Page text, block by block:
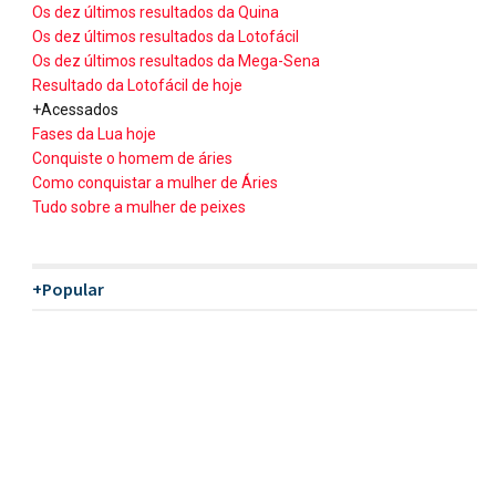
Os dez últimos resultados da Quina
Os dez últimos resultados da Lotofácil
Os dez últimos resultados da Mega-Sena
Resultado da Lotofácil de hoje
+Acessados
Fases da Lua hoje
Conquiste o homem de áries
Como conquistar a mulher de Áries
Tudo sobre a mulher de peixes
+Popular